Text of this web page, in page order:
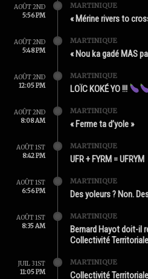
AOÛT 2ND
5:56 PM
MARTINIQUE
« Mérine rivers to
AOÛT 2ND
5:48 PM
MARTINIQUE
« Nou ka gadé MAS
AOÛT 2ND
12:05 PM
MARTINIQUE
LOÏC KOKÉ YO !!!
AOÛT 2ND
8:08 AM
MARTINIQUE
« Ferme ta d’yole »
AOÛT 1ST
8:42 PM
MARTINIQUE
UFR + FYRM = UFRYM
AOÛT 1ST
6:56 PM
MARTINIQUE
Des yoleurs ? Non.
AOÛT 1ST
8:35 AM
MARTINIQUE
Bernard Hayot doit-il
Collectivité
JUIL 31ST
11:05 PM
MARTINIQUE
Collectivité